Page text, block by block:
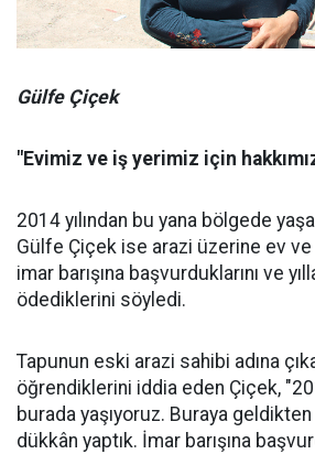
Gülfe Çiçek
"Evimiz ve iş yerimiz için
2014 yılından bu yana bölgede
Gülfe Çiçek ise arazi üzerine ev ve
imar barışına başvurduklarını ve
ödediklerini söyledi.
Tapunun eski arazi sahibi adına
öğrendiklerini iddia eden Çiçek,
burada yaşıyoruz. Buraya
dükkân yaptık. İmar barışına